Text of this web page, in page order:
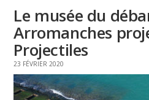
Le musée du
Arromanches
Projectiles
23 FÉVRIER 2020